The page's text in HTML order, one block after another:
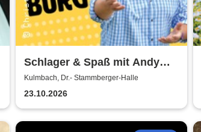
Schlager & Spaß mit Andy
Borg und Gästen
Kulmbach, Dr.- Stammberger-Halle
23.10.2026